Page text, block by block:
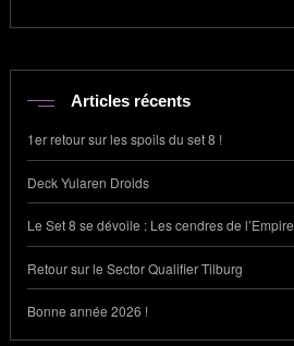
Articles récents
1er retour sur les spoils du set 8 !
Deck Yularen Droids
Le Set 8 se dévoile : Les cendres de l’Empire
Retour sur le Sector Qualifier Tilburg
Bonne année 2026 !